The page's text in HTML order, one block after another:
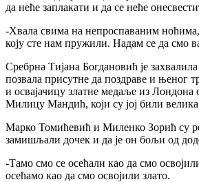
да неће заплакати и да се неће
-Хвала свима на непроспаваним
коју сте нам пружили. Надам се да смо
Сребрна Тијана Богдановић је
позвала присутне да поздраве и њеног
и освајачицу златне медаље из Лондона
Милицу Мандић, који су јој били
Марко Томићевић и Миленко Зорић су
замишљали дочек и да је он бољи од
-Тамо смо се осећали као да смо
осећамо као да смо освојили злато.